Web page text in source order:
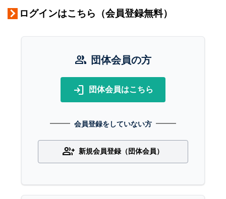
ログインはこちら（会員登録無料）
group 団体会員の方
login 団体会員はこちら
会員登録をしていない方
group_add 新規会員登録（団体会員）